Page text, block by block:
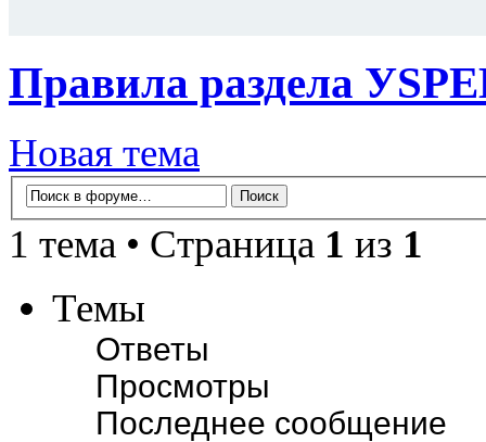
Правила раздела
Новая тема
1 тема • Страница 1 из 1
Темы
Ответы
Просмотры
Последнее сообщение